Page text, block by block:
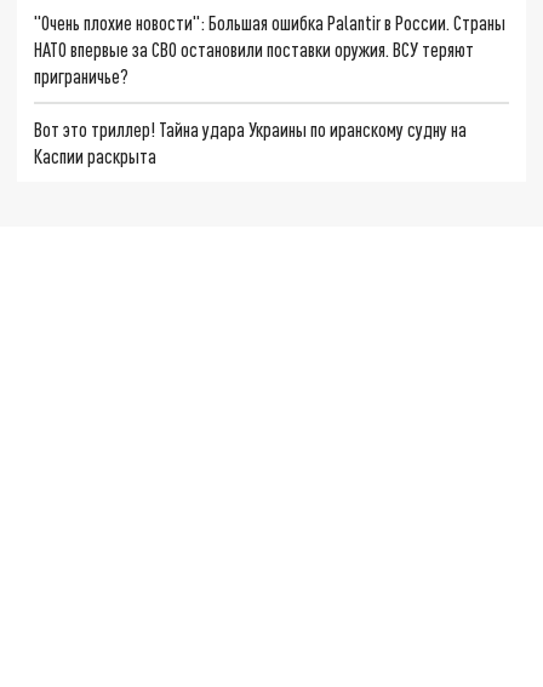
"Очень плохие новости": Большая ошибка Palantir в России. Страны
НАТО впервые за СВО остановили поставки оружия. ВСУ теряют
приграничье?
Вот это триллер! Тайна удара Украины по иранскому судну на
Каспии раскрыта